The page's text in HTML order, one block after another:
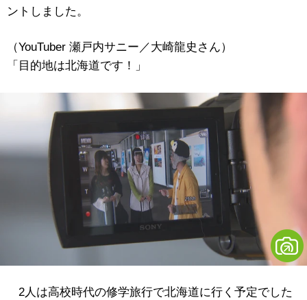
ントしました。
（YouTuber 瀬戸内サニー／大崎龍史さん）
「目的地は北海道です！」
2人は高校時代の修学旅行で北海道に行く予定でした